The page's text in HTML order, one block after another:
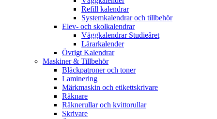
Refill kalendrar
Systemkalendrar och tillbehör
Elev- och skolkalendrar
Väggkalendrar Studieåret
Lärarkalender
Övrigt Kalendrar
Maskiner & Tillbehör
Bläckpatroner och toner
Laminering
Märkmaskin och etikettskrivare
Räknare
Räknerullar och kvittorullar
Skrivare